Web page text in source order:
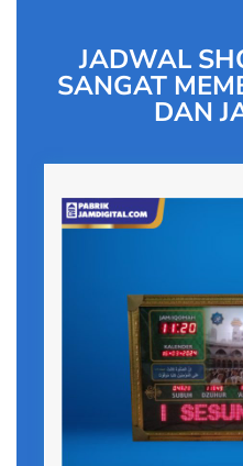
JADWAL
SANGAT
DAN